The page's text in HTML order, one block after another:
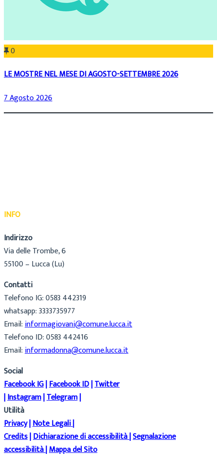
0
LE MOSTRE NEL MESE DI AGOSTO-SETTEMBRE 2026
7 Agosto 2026
INFO
Indirizzo
Via delle Trombe, 6
55100 – Lucca (Lu)
Contatti
Telefono IG: 0583 442319
whatsapp: 3333735977
Email:informagiovani@comune.lucca.it
Telefono ID: 0583 442416
Email:informadonna@comune.lucca.it
Social
Facebook IG|Facebook ID|Twitter
|Instagram|Telegram|
Utilità
Privacy|Note Legali|
Credits|Dichiarazione di accessibilità|Segnalazione
accessibilità|Mappa del Sito